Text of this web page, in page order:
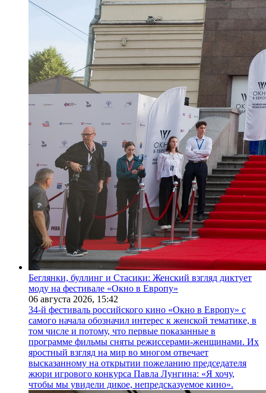
Беглянки, буллинг и Стасики: Женский взгляд диктует
моду на фестивале «Окно в Европу»
06 августа 2026, 15:42
34-й фестиваль российского кино «Окно в Европу» с
самого начала обозначил интерес к женской тематике, в
том числе и потому, что первые показанные в
программе фильмы сняты режиссерами-женщинами. Их
яростный взгляд на мир во многом отвечает
высказанному на открытии пожеланию председателя
жюри игрового конкурса Павла Лунгина: «Я хочу,
чтобы мы увидели дикое, непредсказуемое кино».